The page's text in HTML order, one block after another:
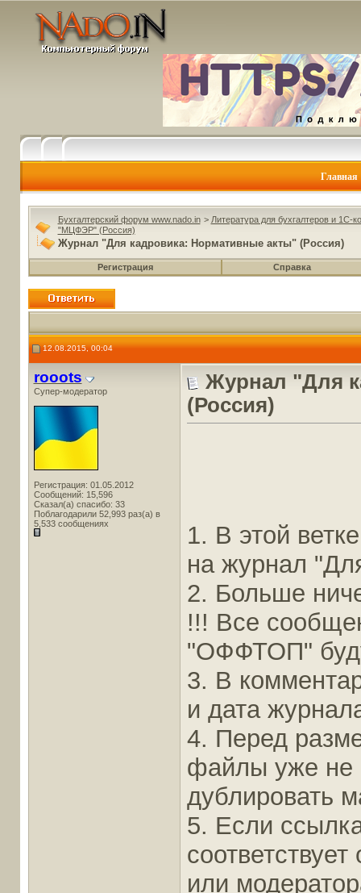
Главная
Бухгалтерский форум www.nado.in > Литература для бухгалтеров и 1С-
"МЦФЭР" (Россия)
Журнал "Для кадровика: Нормативные акты" (Россия)
Регистрация Справка
12.08.2015, 00:04
rooots
Супер-модератор
Регистрация: 01.05.2012
Сообщений: 15,596
Сказал(а) спасибо: 33
Поблагодарили 52,993 раз(а) в
5,533 сообщениях
Журнал "Для
(Россия)
1. В этой
на журнал
2. Больше
!!! Все
"ОФФТОП"
3. В
и дата
4. Перед
файлы уже не
дублировать
5. Если
или